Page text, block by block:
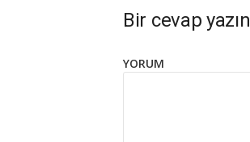
Bir cevap yazın
YORUM